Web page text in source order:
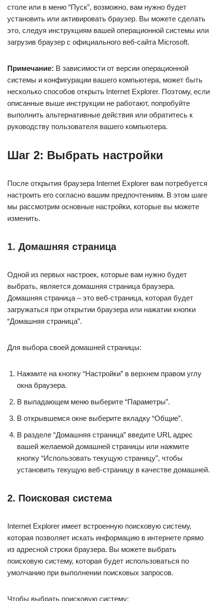
столе или в меню “Пуск”, возможно, вам нужно будет
установить или активировать браузер. Вы можете сделать
это, следуя инструкциям вашей операционной системы или
загрузив браузер с официального веб-сайта Microsoft.
Примечание: В зависимости от версии операционной
системы и конфигурации вашего компьютера, может быть
несколько способов открыть Internet Explorer. Поэтому, если
описанные выше инструкции не работают, попробуйте
выполнить альтернативные действия или обратитесь к
руководству пользователя вашего компьютера.
Шаг 2: Выбрать настройки
После открытия браузера Internet Explorer вам потребуется
настроить его согласно вашим предпочтениям. В этом шаге
мы рассмотрим основные настройки, которые вы можете
изменить.
1. Домашняя страница
Одной из первых настроек, которые вам нужно будет
выбрать, является домашняя страница браузера.
Домашняя страница – это веб-страница, которая будет
загружаться при открытии браузера или нажатии кнопки
“Домашняя страница”.
Для выбора своей домашней страницы:
Нажмите на кнопку “Настройки” в верхнем правом углу
окна браузера.
В выпадающем меню выберите “Параметры”.
В открывшемся окне выберите вкладку “Общие”.
В разделе “Домашняя страница” введите URL адрес
вашей желаемой домашней страницы или нажмите
кнопку “Использовать текущую страницу”, чтобы
установить текущую веб-страницу в качестве домашней.
2. Поисковая система
Internet Explorer имеет встроенную поисковую систему,
которая позволяет искать информацию в интернете прямо
из адресной строки браузера. Вы можете выбрать
поисковую систему, которая будет использоваться по
умолчанию при выполнении поисковых запросов.
Чтобы выбрать поисковую систему: